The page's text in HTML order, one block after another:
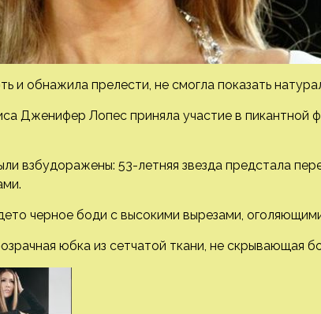
и обнажила прелести, не смогла показать
Дженифер Лопес приняла участие в
взбудоражены: 53-летняя звезда предстала
черное боди с высокими вырезами,
юбка из сетчатой ткани, не скрывающая